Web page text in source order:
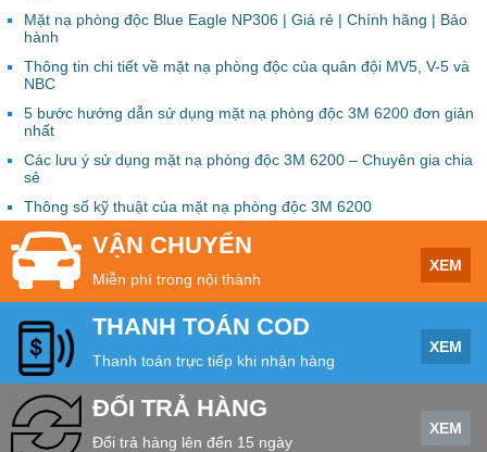
Mặt nạ phòng độc Blue Eagle NP306 | Giá rẻ | Chính hãng | Bảo
hành
Thông tin chi tiết về mặt nạ phòng độc của quân đội MV5, V-5 và
NBC
5 bước hướng dẫn sử dụng mặt nạ phòng độc 3M 6200 đơn giản
nhất
Các lưu ý sử dụng mặt nạ phòng độc 3M 6200 – Chuyên gia chia
sẻ
Thông số kỹ thuật của mặt nạ phòng độc 3M 6200
VẬN CHUYỂN
Miễn phí trong nội thành
XEM
THANH TOÁN COD
Thanh toán trực tiếp khi nhận hàng
XEM
ĐỔI TRẢ HÀNG
Đổi trả hàng lên đến 15 ngày
XEM